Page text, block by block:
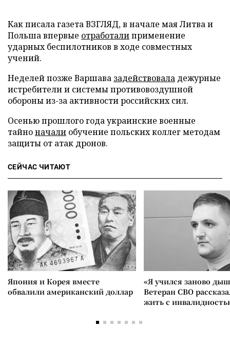
Как писала газета ВЗГЛЯД, в начале мая Литва и
Польша впервые отработалиприменение
ударных беспилотников в ходе совместных
учений.
Неделей позже Варшава задействовала дежурные
истребители и системы противовоздушной
обороны из-за активности российских сил.
Осенью прошлого года украинские военные
тайноначали обучение польских коллег методам
защиты от атак дронов.
СЕЙЧАС ЧИТАЮТ
Япония и Корея вместе
обвалили американский доллар
«Я учился заново
Ветеран СВО
жить с